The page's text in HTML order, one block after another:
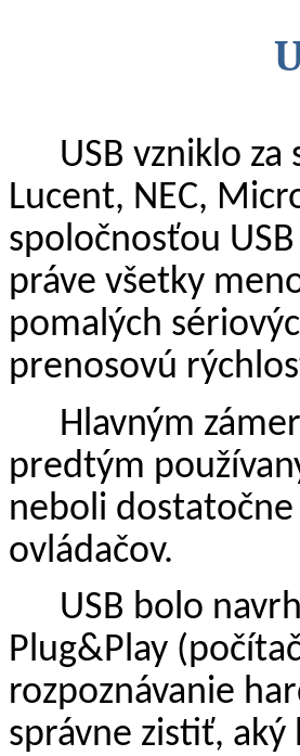
USB vzniklo
Lucent, NEC,
spoločnosťou
práve všetky
pomalých
prenosovú
Hlavným
predtým
neboli
ovládačov.
USB bolo
Plug&Play
rozpoznávanie
správne zistiť,